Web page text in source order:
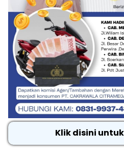
Klik disini